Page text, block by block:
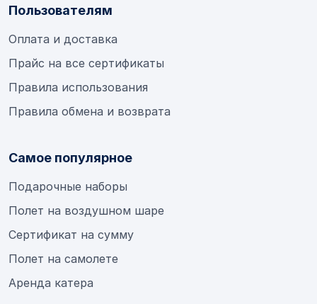
Пользователям
Оплата и доставка
Прайс на все сертификаты
Правила использования
Правила обмена и возврата
Самое популярное
Подарочные наборы
Полет на воздушном шаре
Сертификат на сумму
Полет на самолете
Аренда катера